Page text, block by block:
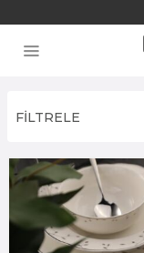
FİLTRELE